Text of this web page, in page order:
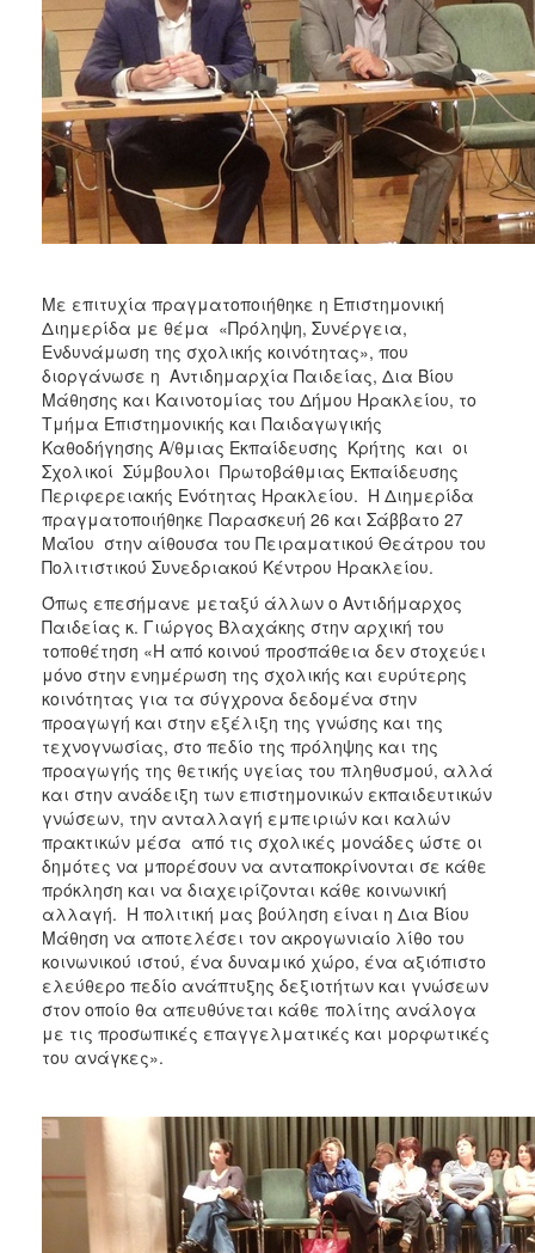
2006
ΤΟΠΟΣ
ΠΟΛΙΤΙΣΜΟΣ
Με επιτυχία πραγματοποιήθηκε η Επιστημονική
Διημερίδα με θέμα «Πρόληψη, Συνέργεια,
Ενδυνάμωση της σχολικής κοινότητας», που
διοργάνωσε η Αντιδημαρχία Παιδείας, Δια Βίου
Μάθησης και Καινοτομίας του Δήμου Ηρακλείου, το
Τμήμα Επιστημονικής και Παιδαγωγικής
Καθοδήγησης Α/θμιας Εκπαίδευσης Κρήτης και οι
Σχολικοί Σύμβουλοι Πρωτοβάθμιας Εκπαίδευσης
Περιφερειακής Ενότητας Ηρακλείου. Η Διημερίδα
πραγματοποιήθηκε Παρασκευή 26 και Σάββατο 27
Μαΐου στην αίθουσα του Πειραματικού Θεάτρου του
Πολιτιστικού Συνεδριακού Κέντρου Ηρακλείου.
Όπως επεσήμανε μεταξύ άλλων ο Αντιδήμαρχος
Παιδείας κ. Γιώργος Βλαχάκης στην αρχική του
τοποθέτηση «Η από κοινού προσπάθεια δεν στοχεύει
μόνο στην ενημέρωση της σχολικής και ευρύτερης
κοινότητας για τα σύγχρονα δεδομένα στην
προαγωγή και στην εξέλιξη της γνώσης και της
τεχνογνωσίας, στο πεδίο της πρόληψης και της
προαγωγής της θετικής υγείας του πληθυσμού, αλλά
και στην ανάδειξη των επιστημονικών εκπαιδευτικών
γνώσεων, την ανταλλαγή εμπειριών και καλών
πρακτικών μέσα από τις σχολικές μονάδες ώστε οι
δημότες να μπορέσουν να ανταποκρίνονται σε κάθε
πρόκληση και να διαχειρίζονται κάθε κοινωνική
αλλαγή. Η πολιτική μας βούληση είναι η Δια Βίου
Μάθηση να αποτελέσει τον ακρογωνιαίο λίθο του
κοινωνικού ιστού, ένα δυναμικό χώρο, ένα αξιόπιστο
ελεύθερο πεδίο ανάπτυξης δεξιοτήτων και γνώσεων
στον οποίο θα απευθύνεται κάθε πολίτης ανάλογα
με τις προσωπικές επαγγελματικές και μορφωτικές
του ανάγκες».